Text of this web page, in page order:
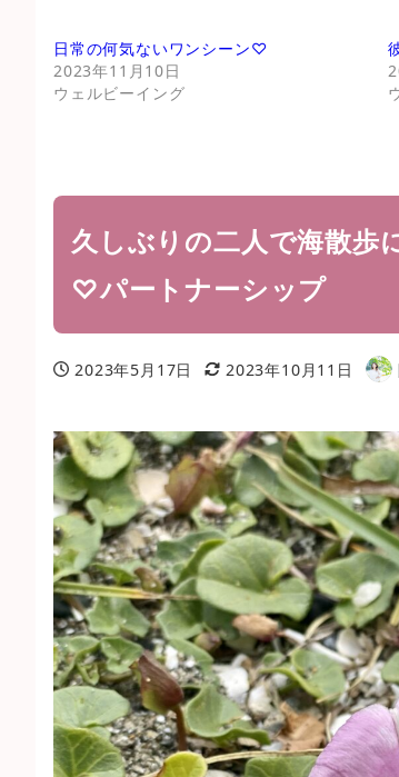
日常の何気ないワンシーン♡
2023年11月10日
ウェルビーイング
久しぶりの二人で海散歩
♡パートナーシップ
投稿日
2023年5月17日
更新日
2023年10月11日
著